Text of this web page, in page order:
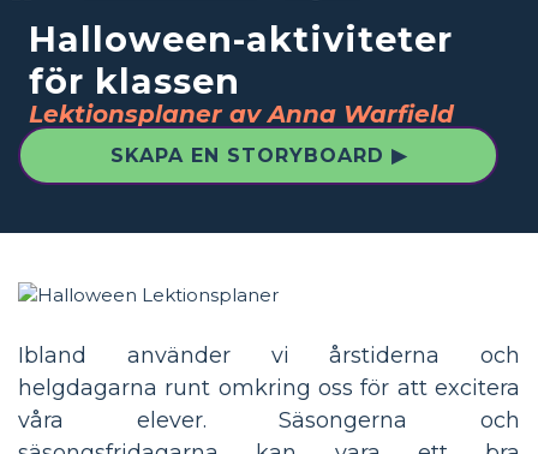
Halloween-aktiviteter
för klassen
Lektionsplaner av Anna Warfield
SKAPA EN STORYBOARD ▶
Ibland använder vi årstiderna och
helgdagarna runt omkring oss för att excitera
våra elever. Säsongerna och